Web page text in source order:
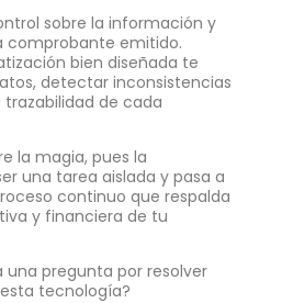
sobre la información y
comprobante emitido.
bien diseñada te
detectar inconsistencias
de cada
la magia, pues la
una tarea aislada y pasa a
continuo que respalda
y financiera de tu
una pregunta por resolver
tecnología?